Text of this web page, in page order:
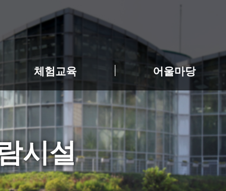
체험교육 어울마당
시설